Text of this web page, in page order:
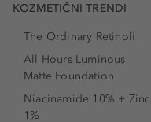
KOZMETIČNI TRENDI
The Ordinary Retinoli
All Hours Luminous
Matte Foundation
Niacinamide 10% + Zinc
1%